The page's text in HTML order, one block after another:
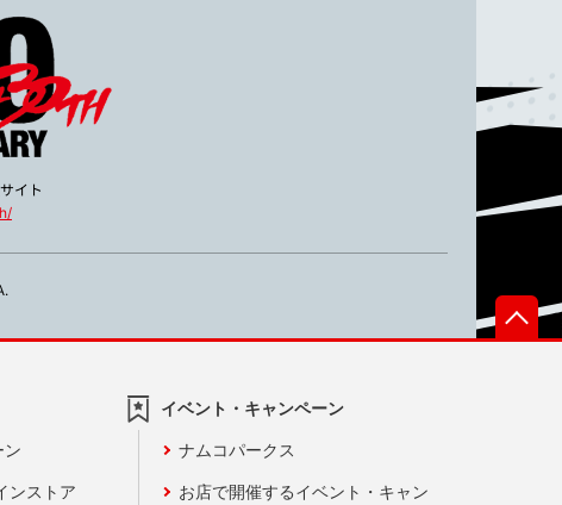
イト
ン
ンストア
イベント・キャンペーン
ナムコパークス
お店で開催するイベント・キャン